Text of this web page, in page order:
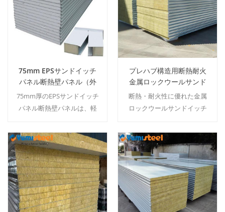
75mm EPSサンドイッチ
パネル断熱壁パネル（外
壁パネル用）
75mm厚のEPSサンドイッチ
パネル断熱壁パネルは、軽
た断熱性を備え、倉庫、プ
レハブ住宅、工業用建物な
どの外壁パネルとして使用
できます。
続きを読む
プレハブ構造用断熱耐火
金属ロックウールサンド
イッチ壁屋根パネル
断熱・耐火性に優れた金属
ロックウールサンドイッチ
グレードのコア材、二重鋼
板外装、優れた断熱性能を
備え、プレハブ構造に最適
です。
続きを読む